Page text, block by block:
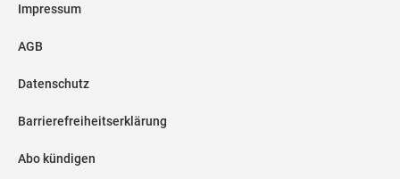
Impressum
AGB
Datenschutz
Barrierefreiheitserklärung
Abo kündigen